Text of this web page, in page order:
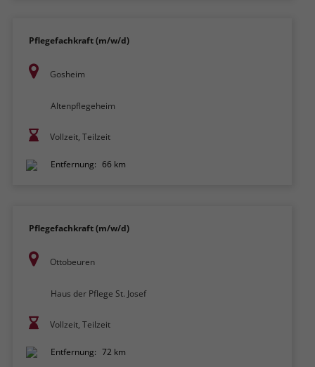
Pflegefachkraft (m/w/d)
Gosheim
Altenpflegeheim
Vollzeit, Teilzeit
Entfernung: 66 km
Pflegefachkraft (m/w/d)
Ottobeuren
Haus der Pflege St. Josef
Vollzeit, Teilzeit
Entfernung: 72 km